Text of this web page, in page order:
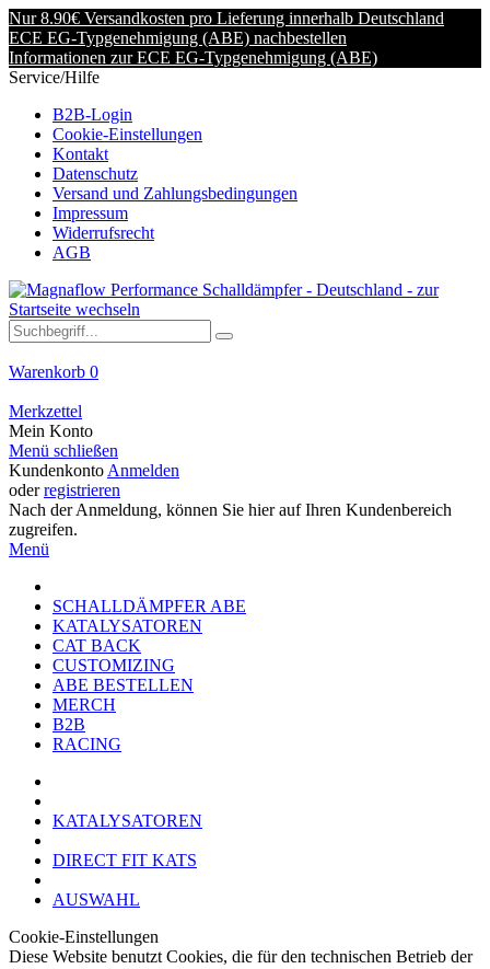
Nur 8.90€ Versandkosten pro Lieferung innerhalb Deutschland
ECE EG-Typgenehmigung (ABE) nachbestellen
Informationen zur ECE EG-Typgenehmigung (ABE)
Service/Hilfe
B2B-Login
Cookie-Einstellungen
Kontakt
Datenschutz
Versand und Zahlungsbedingungen
Impressum
Widerrufsrecht
AGB
Warenkorb 0
Merkzettel
Mein Konto
Menü schließen
Kundenkonto Anmelden
oderregistrieren
Nach der Anmeldung, können Sie hier auf Ihren Kundenbereich
zugreifen.
Menü
SCHALLDÄMPFER ABE
KATALYSATOREN
CAT BACK
CUSTOMIZING
ABE BESTELLEN
MERCH
B2B
RACING
KATALYSATOREN
DIRECT FIT KATS
AUSWAHL
Cookie-Einstellungen
Diese Website benutzt Cookies, die für den technischen Betrieb der